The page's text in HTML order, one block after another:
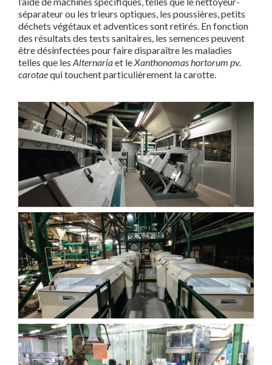
séparateur ou les trieurs optiques, les poussières, petits
déchets végétaux et adventices sont retirés. En fonction
des résultats des tests sanitaires, les semences peuvent
être désinfectées pour faire disparaître les maladies
telles que les Alternariaet leXanthonomas hortorum pv.
carotaequi touchent particulièrement la carotte.